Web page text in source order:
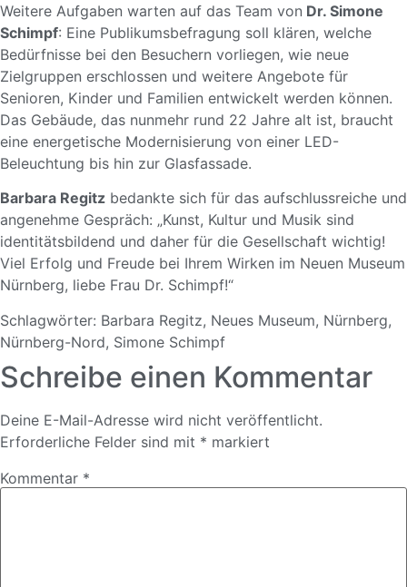
Weitere Aufgaben warten auf das Team von Dr. Simone
Schimpf: Eine Publikumsbefragung soll klären, welche
Bedürfnisse bei den Besuchern vorliegen, wie neue
Zielgruppen erschlossen und weitere Angebote für
Senioren, Kinder und Familien entwickelt werden können.
Das Gebäude, das nunmehr rund 22 Jahre alt ist, braucht
eine energetische Modernisierung von einer LED-
Beleuchtung bis hin zur Glasfassade.
Barbara Regitz bedankte sich für das aufschlussreiche und
angenehme Gespräch: „Kunst, Kultur und Musik sind
identitätsbildend und daher für die Gesellschaft wichtig!
Viel Erfolg und Freude bei Ihrem Wirken im Neuen Museum
Nürnberg, liebe Frau Dr. Schimpf!“
Schlagwörter: Barbara Regitz, Neues Museum, Nürnberg,
Nürnberg-Nord, Simone Schimpf
Schreibe einen Kommentar
Deine E-Mail-Adresse wird nicht veröffentlicht.
Erforderliche Felder sind mit * markiert
Kommentar *